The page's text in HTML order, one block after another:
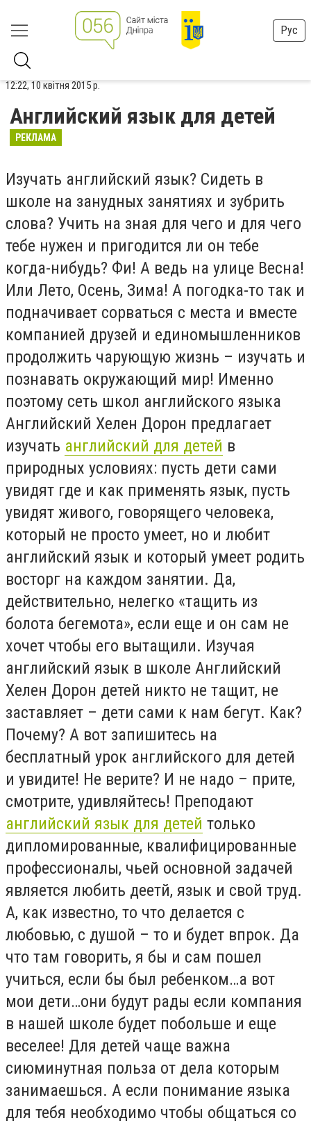
Рус
12:22, 10 квітня 2015 р.
Английский язык для детей
РЕКЛАМА
Изучать английский язык? Сидеть в
школе на занудных занятиях и зубрить
слова? Учить на зная для чего и для чего
тебе нужен и пригодится ли он тебе
когда-нибудь? Фи! А ведь на улице Весна!
Или Лето, Осень, Зима! А погодка-то так и
подначивает сорваться с места и вместе
компанией друзей и единомышленников
продолжить чарующую жизнь – изучать и
познавать окружающий мир! Именно
поэтому сеть школ английского языка
Английский Хелен Дорон предлагает
изучать английский для детей в
природных условиях: пусть дети сами
увидят где и как применять язык, пусть
увидят живого, говорящего человека,
который не просто умеет, но и любит
английский язык и который умеет родить
восторг на каждом занятии. Да,
действительно, нелегко «тащить из
болота бегемота», если еще и он сам не
хочет чтобы его вытащили. Изучая
английский язык в школе Английский
Хелен Дорон детей никто не тащит, не
заставляет – дети сами к нам бегут. Как?
Почему? А вот запишитесь на
бесплатный урок английского для детей
и увидите! Не верите? И не надо – прите,
смотрите, удивляйтесь! Преподают
английский язык для детей только
дипломированные, квалифицированные
профессионалы, чьей основной задачей
является любить деетй, язык и свой труд.
А, как известно, то что делается с
любовью, с душой – то и будет впрок. Да
что там говорить, я бы и сам пошел
учиться, если бы был ребенком…а вот
мои дети…они будут рады если компания
в нашей школе будет побольше и еще
веселее! Для детей чаще важна
сиюминутная польза от дела которым
занимаешься. А если понимание языка
для тебя необходимо чтобы общаться со